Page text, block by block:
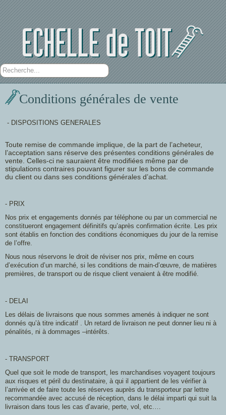
Rechercher
Conditions générales de vente
- DISPOSITIONS GENERALES
Toute remise de commande implique, de la part de l’acheteur,
l’acceptation sans réserve des présentes conditions générales de
vente. Celles-ci ne sauraient être modifiées même par de
stipulations contraires pouvant figurer sur les bons de commande
du client ou dans ses conditions générales d’achat.
- PRIX
Nos prix et engagements donnés par téléphone ou par un commercial ne
constitueront engagement définitifs qu’après confirmation écrite. Les prix
sont établis en fonction des conditions économiques du jour de la remise
de l’offre.
Nous nous réservons le droit de réviser nos prix, même en cours
d’exécution d’un marché, si les conditions de main-d’œuvre, de matières
premières, de transport ou de risque client venaient à être modifié.
- DELAI
Les délais de livraisons que nous sommes amenés à indiquer ne sont
donnés qu’à titre indicatif . Un retard de livraison ne peut donner lieu ni à
pénalités, ni à dommages –intérêts.
- TRANSPORT
Quel que soit le mode de transport, les marchandises voyagent toujours
aux risques et péril du destinataire, à qui il appartient de les vérifier à
l’arrivée et de faire toute les réserves auprès du transporteur par lettre
recommandée avec accusé de réception, dans le délai imparti qui suit la
livraison dans tous les cas d’avarie, perte, vol, etc.…